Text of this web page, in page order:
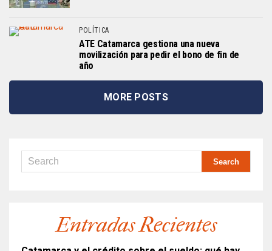
POLÍTICA
ATE Catamarca gestiona una nueva
movilización para pedir el bono de fin de
año
MORE POSTS
Entradas Recientes